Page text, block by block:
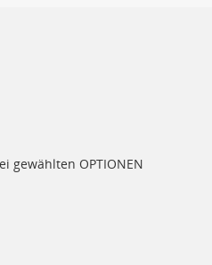
gewählten OPTIONEN